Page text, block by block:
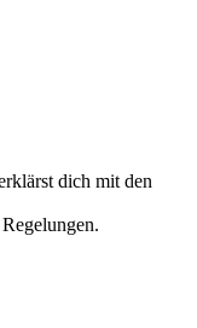
dich mit den